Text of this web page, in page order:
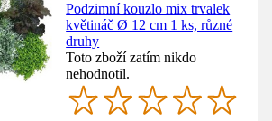
Podzimní kouzlo mix trvalek
květináč Ø 12 cm 1 ks, různé
druhy
Toto zboží zatím nikdo
nehodnotil.